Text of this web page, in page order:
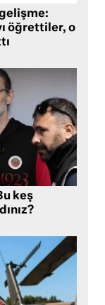
öğrettiler, o
keş